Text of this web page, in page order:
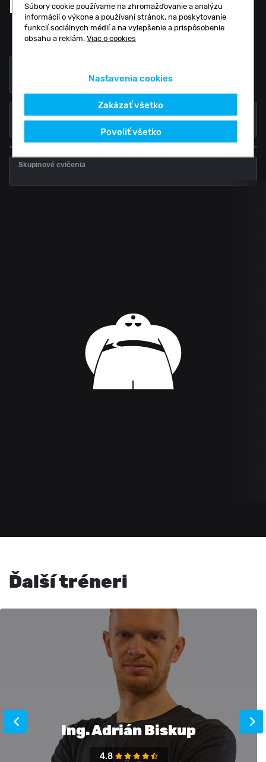
Halyna Dubyna,
Všetky cvičenia
Týždeň
Týždeň
Skupinové cvičenia
Ďalší tréneri
Ing. Adrián Biskup
4.8
Súbory cookie používame na zhromažďovanie a analýzu
informácií o výkone a používaní stránok, na poskytovanie
funkcií sociálnych médií a na vylepšenie a prispôsobenie
obsahu a reklám. Viac o cookies
Nastavenia cookies
Zakázať všetko
Povoliť všetko